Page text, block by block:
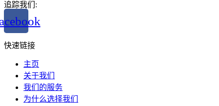
追踪我们:
快速链接
主页
关于我们
我们的服务
为什么选择我们